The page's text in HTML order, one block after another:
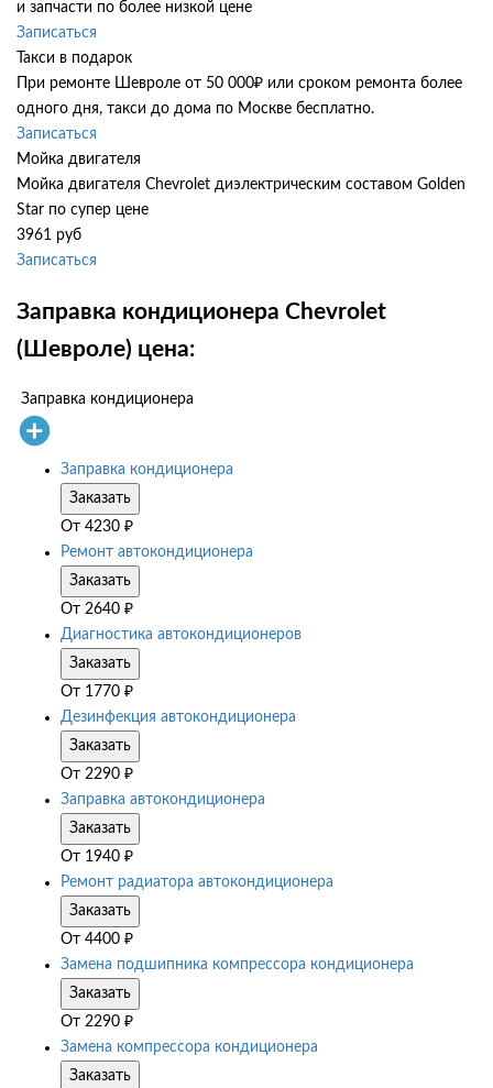
и запчасти по более низкой цене
Записаться
Такси в подарок
При ремонте Шевроле от 50 000₽ или сроком ремонта более
одного дня, такси до дома по Москве бесплатно.
Записаться
Мойка двигателя
Мойка двигателя Chevrolet диэлектрическим составом Golden
Star по супер цене
3961 руб
Записаться
Заправка кондиционера Chevrolet
(Шевроле) цена:
Заправка кондиционера
Заправка кондиционера
Заказать
От 4230 ₽
Ремонт автокондиционера
Заказать
От 2640 ₽
Диагностика автокондиционеров
Заказать
От 1770 ₽
Дезинфекция автокондиционера
Заказать
От 2290 ₽
Заправка автокондиционера
Заказать
От 1940 ₽
Ремонт радиатора автокондиционера
Заказать
От 4400 ₽
Замена подшипника компрессора кондиционера
Заказать
От 2290 ₽
Замена компрессора кондиционера
Заказать